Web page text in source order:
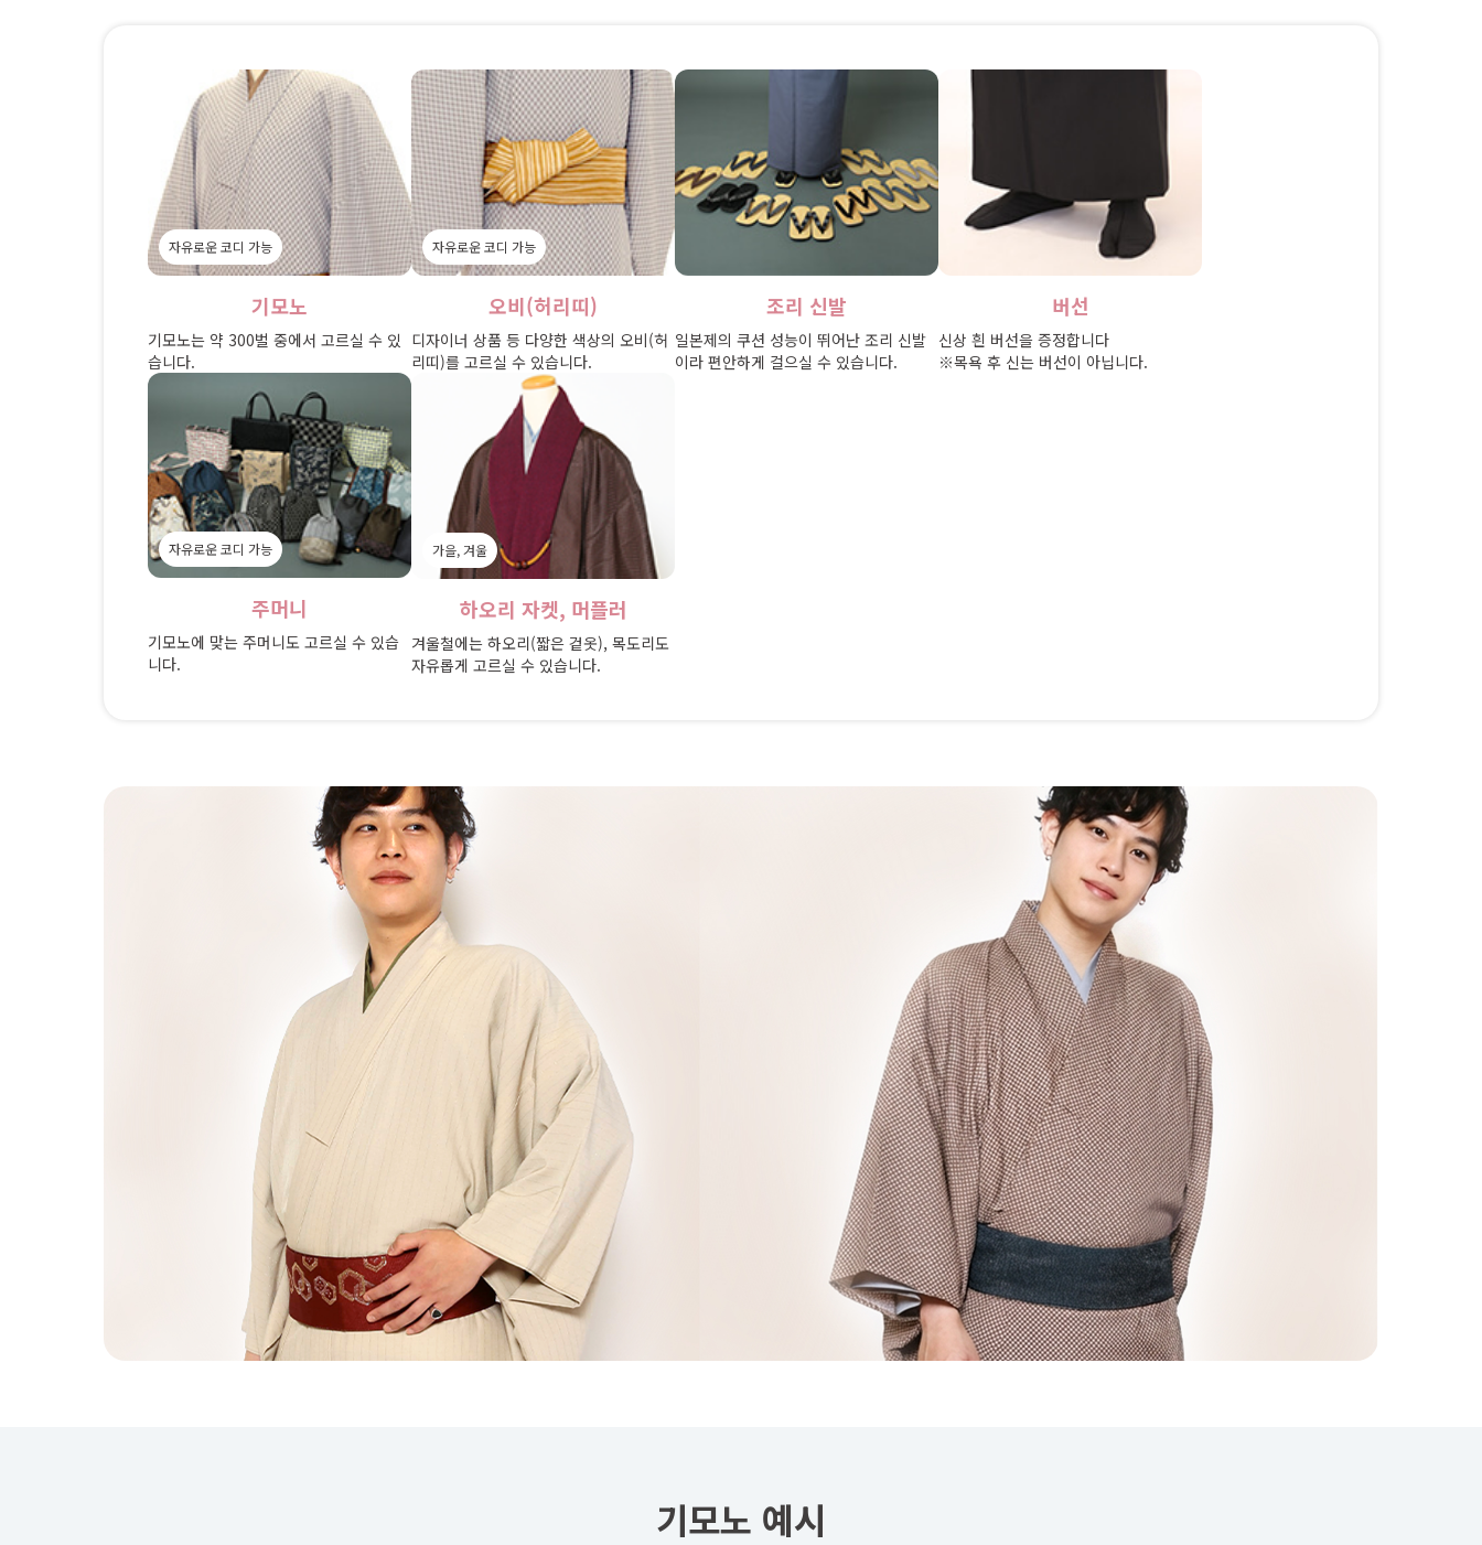
자유로운 코디 가능
기모노
기모노는 약 300벌 중에서 고르실 수 있
습니다.
자유로운 코디 가능
오비(허리띠)
디자이너 상품 등 다양한 색상의 오비(허
리띠)를 고르실 수 있습니다.
조리 신발
일본제의 쿠션 성능이 뛰어난 조리 신발
이라 편안하게 걸으실 수 있습니다.
버선
신상 흰 버선을 증정합니다
※목욕 후 신는 버선이 아닙니다.
자유로운 코디 가능
주머니
기모노에 맞는 주머니도 고르실 수 있습
니다.
가을, 겨울
하오리 자켓, 머플러
겨울철에는 하오리(짧은 겉옷), 목도리도
자유롭게 고르실 수 있습니다.
기모노 예시